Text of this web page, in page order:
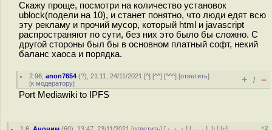
Скажу проще, посмотри на количество установок
ublock(подели на 10), и станет понятно, что люди едят всю
эту рекламу и прочий мусор, который html и javascript
распространяют по сути, без них это было бы сложно. С
другой стороны был бы в основном платный софт, некий
баланс хаоса и порядка.
2.96 ,anon7654 (?), 21:11, 24/11/2021 [^] [^^] [^^^] [ответить]
[к модератору] + / –
Port Mediawiki to IPFS
+2